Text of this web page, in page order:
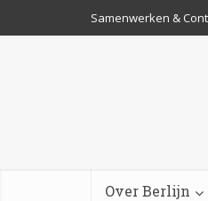
Samenwerken &
Over Berlijn